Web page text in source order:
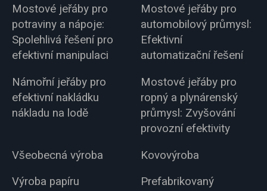
Mostové jeřáby pro
potraviny a nápoje:
Spolehlivá řešení pro
efektivní manipulaci
Mostové jeřáby pro
automobilový průmysl:
Efektivní
automatizační řešení
Námořní jeřáby pro
efektivní nakládku
nákladu na lodě
Mostové jeřáby pro
ropný a plynárenský
průmysl: Zvyšování
provozní efektivity
Všeobecná výroba
Kovovýroba
Výroba papíru
Prefabrikovaný